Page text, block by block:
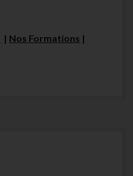
| Nos Formations |